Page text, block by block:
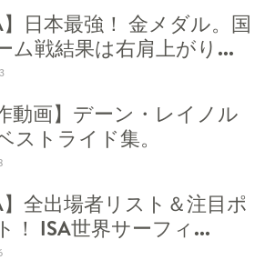
】日本最強！ 金メダル。国
ム戦結果は右肩上がり...
動画】デーン・レイノル
ストライド集。
】全出場者リスト＆注目ポ
！ ISA世界サーフィ...